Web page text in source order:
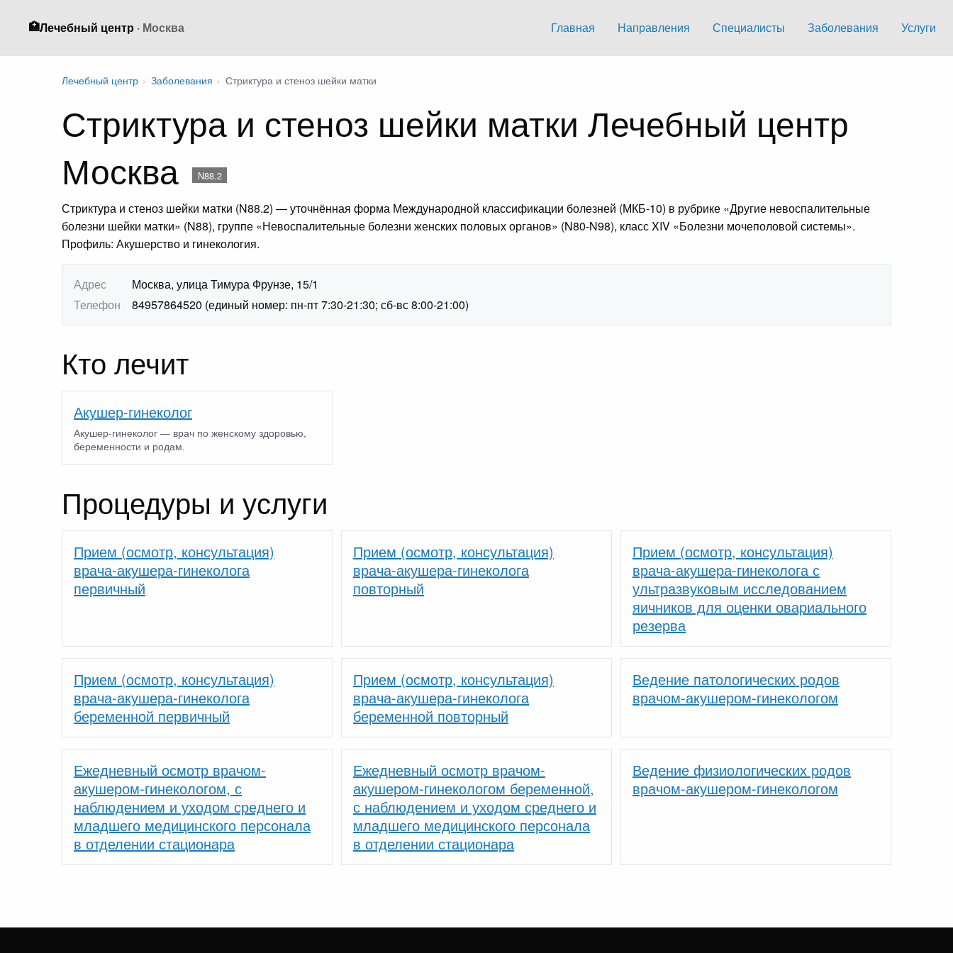
🏥Лечебный центр · Москва Главная Направления Специалисты Заболевания Услуги
Лечебный центр › Заболевания › Стриктура и стеноз шейки матки
Стриктура и стеноз шейки матки Лечебный центр
Москва
N88.2
Стриктура и стеноз шейки матки (N88.2) — уточнённая форма Международной классификации болезней (МКБ-10) в рубрике «Другие невоспалительные
болезни шейки матки» (N88), группе «Невоспалительные болезни женских половых органов» (N80-N98), класс XIV «Болезни мочеполовой системы».
Профиль: Акушерство и гинекология.
Адрес
Москва, улица Тимура Фрунзе, 15/1
Телефон
84957864520 (единый номер: пн-пт 7:30-21:30; сб-вс 8:00-21:00)
Кто лечит
Акушер-гинеколог
Акушер-гинеколог — врач по женскому здоровью,
беременности и родам.
Процедуры и услуги
Прием (осмотр, консультация)
врача-акушера-гинеколога
первичный
Прием (осмотр, консультация)
врача-акушера-гинеколога
повторный
Прием (осмотр, консультация)
врача-акушера-гинеколога с
ультразвуковым исследованием
яичников для оценки овариального
резерва
Прием (осмотр, консультация)
врача-акушера-гинеколога
беременной первичный
Прием (осмотр, консультация)
врача-акушера-гинеколога
беременной повторный
Ведение патологических родов
врачом-акушером-гинекологом
Ежедневный осмотр врачом-
акушером-гинекологом, с
наблюдением и уходом среднего и
младшего медицинского персонала
в отделении стационара
Ежедневный осмотр врачом-
акушером-гинекологом беременной,
с наблюдением и уходом среднего и
младшего медицинского персонала
в отделении стационара
Ведение физиологических родов
врачом-акушером-гинекологом